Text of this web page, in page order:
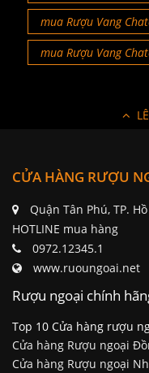
mua Rượu Vang
mua Rượu Vang
CỬA HÀNG RƯỢU
Quận Tân Phú, TP.
HOTLINE mua hàng
0972.12345.1
www.ruoungoai.net
Rượu ngoại chính
Top 10 Cửa hàng rượu
Cửa hàng Rượu ngoại
Cửa hàng Rượu ngoại